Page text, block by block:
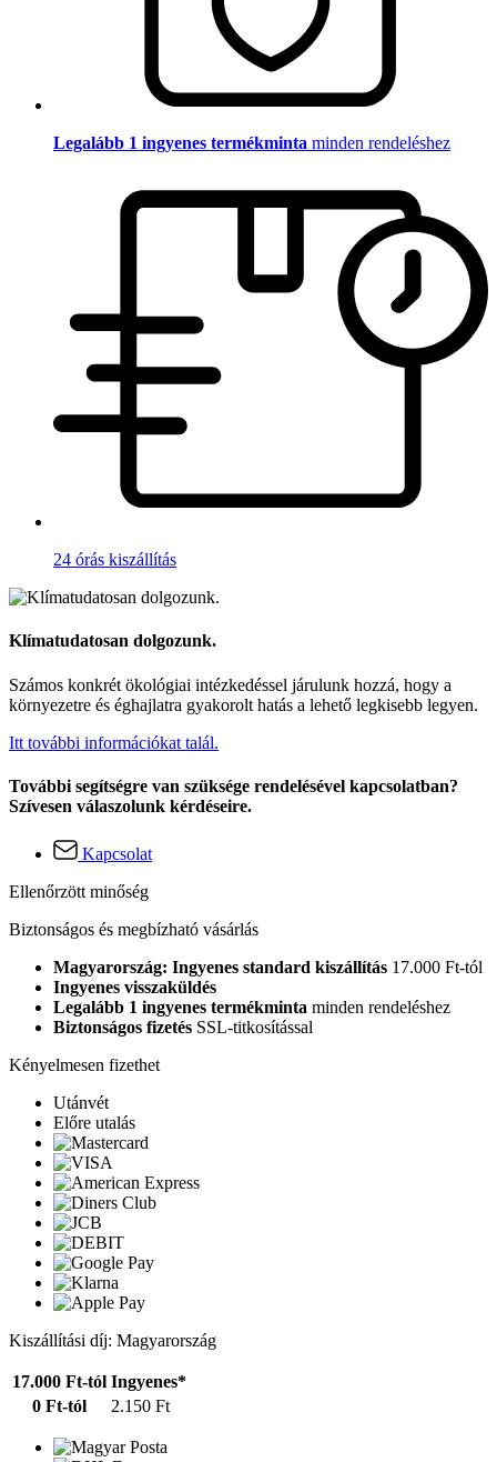
Legalább 1 ingyenes termékminta minden rendeléshez
24 órás kiszállítás
Klímatudatosan dolgozunk.
Számos konkrét ökológiai intézkedéssel járulunk hozzá, hogy a
környezetre és éghajlatra gyakorolt hatás a lehető legkisebb legyen.
Itt további információkat talál.
További segítségre van szüksége rendelésével kapcsolatban?
Szívesen válaszolunk kérdéseire.
Kapcsolat
Ellenőrzött minőség
Biztonságos és megbízható vásárlás
Magyarország: Ingyenes standard kiszállítás 17.000 Ft-tól
Ingyenes visszaküldés
Legalább 1 ingyenes termékminta minden rendeléshez
Biztonságos fizetés SSL-titkosítással
Kényelmesen fizethet
Utánvét
Előre utalás
Kiszállítási díj: Magyarország
17.000 Ft-tól Ingyenes*
0 Ft-tól
2.150 Ft